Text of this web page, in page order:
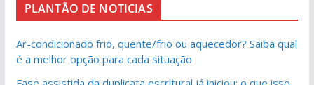
PLANTÃO DE NOTICIAS
Ar-condicionado frio, quente/frio ou aquecedor? Saiba qual
é a melhor opção para cada situação